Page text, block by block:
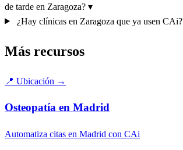
de tarde en Zaragoza? ▾
¿Hay clínicas en Zaragoza que ya usen CAi?
Más recursos
📍 Ubicación →
Osteopatía en Madrid
Automatiza citas en Madrid con CAi